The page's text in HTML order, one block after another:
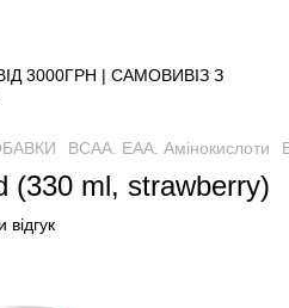
3000ГРН | САМОВИВІЗ З
BCAA. EAA. Амінокислоти
(330 ml, strawberry)
відгук